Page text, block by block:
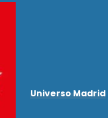
Universo Madrid